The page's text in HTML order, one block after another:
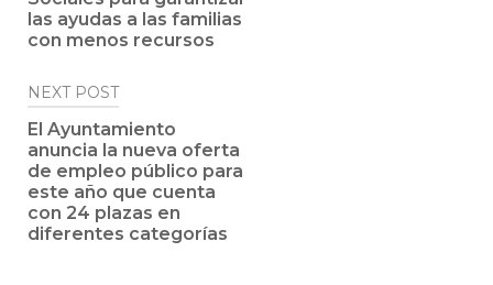
las ayudas a las familias
con menos recursos
NEXT POST
El Ayuntamiento
anuncia la nueva oferta
de empleo público para
este año que cuenta
con 24 plazas en
diferentes categorías